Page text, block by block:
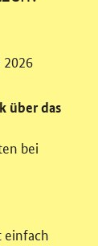
über das
bei